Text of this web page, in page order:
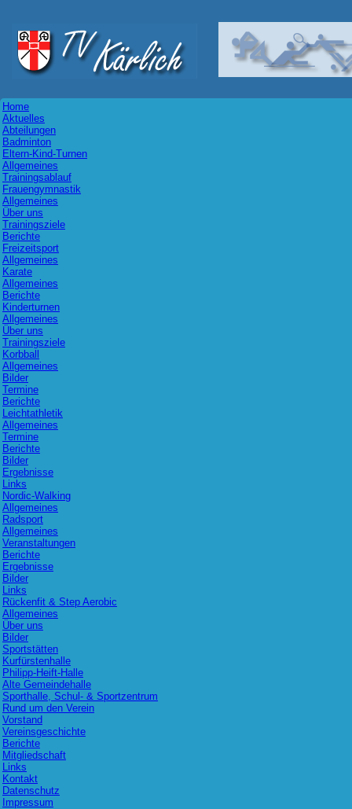
Home
Aktuelles
Abteilungen
Badminton
Eltern-Kind-Turnen
Allgemeines
Trainingsablauf
Frauengymnastik
Allgemeines
Über uns
Trainingsziele
Berichte
Freizeitsport
Allgemeines
Karate
Allgemeines
Berichte
Kinderturnen
Allgemeines
Über uns
Trainingsziele
Korbball
Allgemeines
Bilder
Termine
Berichte
Leichtathletik
Allgemeines
Termine
Berichte
Bilder
Ergebnisse
Links
Nordic-Walking
Allgemeines
Radsport
Allgemeines
Veranstaltungen
Berichte
Ergebnisse
Bilder
Links
Rückenfit & Step Aerobic
Allgemeines
Über uns
Bilder
Sportstätten
Kurfürstenhalle
Philipp-Heift-Halle
Alte Gemeindehalle
Sporthalle, Schul- & Sportzentrum
Rund um den Verein
Vorstand
Vereinsgeschichte
Berichte
Mitgliedschaft
Links
Kontakt
Datenschutz
Impressum